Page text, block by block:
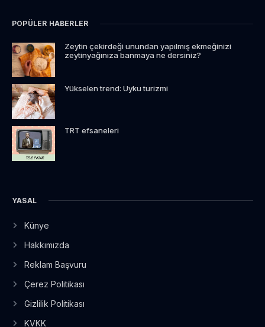
POPÜLER HABERLER
Zeytin çekirdeği unundan yapılmış ekmeğinizi
zeytinyağınıza banmaya ne dersiniz?
Yükselen trend: Uyku turizmi
TRT efsaneleri
YASAL
Künye
Hakkımızda
Reklam Başvuru
Çerez Politikası
Gizlilik Politikası
KVKK